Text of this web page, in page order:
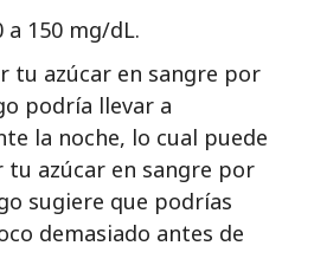
a 150 mg/dL.
tu azúcar en sangre por
podría llevar a
la noche, lo cual puede
azúcar en sangre por
sugiere que podrías
demasiado antes de